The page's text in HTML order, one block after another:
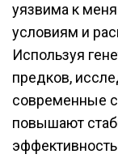
уязвима к
условиям и
Используя
предков,
современные
повышают